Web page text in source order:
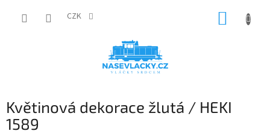
CZK
Květinová dekorace žlutá / HEKI
1589